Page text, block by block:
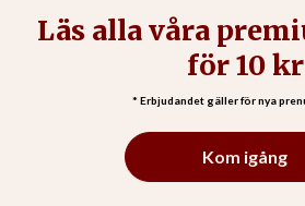
hopp med hjälp av